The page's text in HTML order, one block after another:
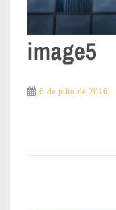
image5
6 de julio de 2016